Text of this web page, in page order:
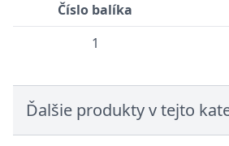
Číslo balíka
1
Ďalšie produkty v tejto